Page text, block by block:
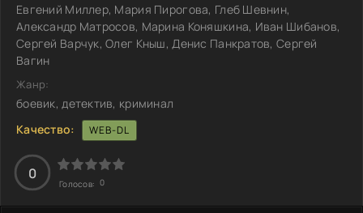
Евгений Миллер, Мария Пирогова, Глеб Шевнин,
Александр Матросов, Марина Коняшкина, Иван Шибанов,
Сергей Варчук, Олег Кныш, Денис Панкратов, Сергей
Вагин
Жанр:
боевик, детектив, криминал
Качество:
WEB-DL
0
Голосов: 0